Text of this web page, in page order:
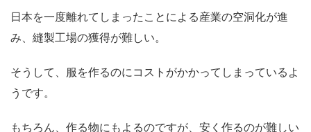
日本を一度離れてしまったことによる産業の空洞化が進
み、縫製工場の獲得が難しい。
そうして、服を作るのにコストがかかってしまっているよ
うです。
もちろん、作る物にもよるのですが、安く作るのが難しい